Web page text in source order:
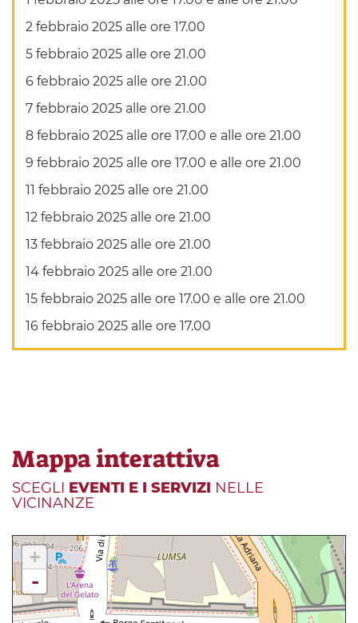
2 febbraio 2025 alle ore 17.00
5 febbraio 2025 alle ore 21.00
6 febbraio 2025 alle ore 21.00
7 febbraio 2025 alle ore 21.00
8 febbraio 2025 alle ore 17.00 e alle ore 21.00
9 febbraio 2025 alle ore 17.00 e alle ore 21.00
11 febbraio 2025 alle ore 21.00
12 febbraio 2025 alle ore 21.00
13 febbraio 2025 alle ore 21.00
14 febbraio 2025 alle ore 21.00
15 febbraio 2025 alle ore 17.00 e alle ore 21.00
16 febbraio 2025 alle ore 17.00
Mappa interattiva
SCEGLI EVENTI E I SERVIZI NELLE
VICINANZE
+
-